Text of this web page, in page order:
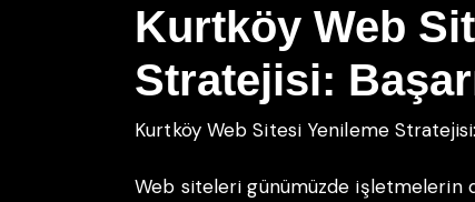
Kurtköy Web
Stratejisi:
Kurtköy Web Sitesi Yenileme
Web siteleri günümüzde işletmelerin